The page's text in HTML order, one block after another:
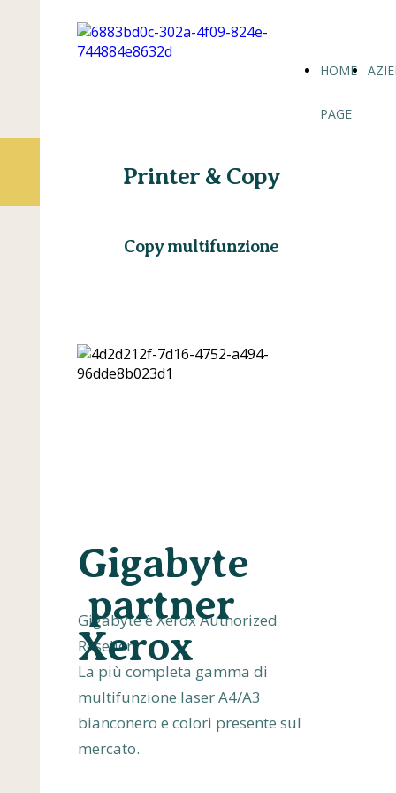
HOME
PAGE
Printer & Copy
Copy multifunzione
Gigabyte
partner
Xerox
Gigabyte è Xerox Authorized
Reseller.
La più completa gamma di
multifunzione laser A4/A3
bianconero e colori presente sul
mercato.